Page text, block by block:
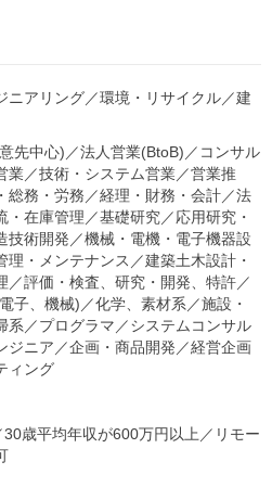
スカウト お知らせ
就活コラム
お役立ち記事・相談室など
就活チャンネル
よくある質問
ニアリング／環境・リサイクル／建
先中心) ／法人営業(BtoB) ／ コンサル
業／技術・システム営業／営業推
総務・労務 ／経理・財務・会計／法
・在庫管理 ／基礎研究／応用研究・
技術開発 ／機械・電機・電子機器設
理・メンテナンス ／建築土木設計・
／評価・検査、研究・開発、特許／
子、機械) ／化学、素材系 ／施設・
系 ／プログラマ ／システムコンサル
ジニア ／企画・商品開発 ／経営企画
ィング
30歳平均年収が600万円以上 ／ リモー